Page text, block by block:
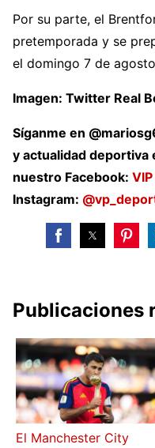
Por su parte, el
pretemporada y se
el domingo 7 de
Imagen: Twitter Real
Síganme en
y actualidad deportiva
nuestro Facebook:
Instagram:
Publicaciones
El Manchester City